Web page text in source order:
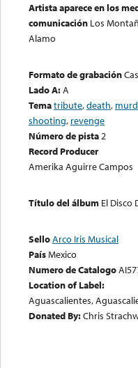
Artista aparece en los
comunicación Los
Alamo
Formato de grabación
Lado A:A
Tematribute,death,
shooting, revenge
Número de pista2
Record Producer
Amerika Aguirre Campos
Título del álbum El Disco
SelloArco Iris Musical
PaísMexico
Numero de Catalogo
Location of Label:
Aguascalientes,
Donated By:Chris